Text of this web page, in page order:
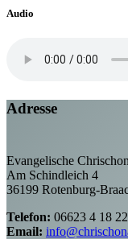
Audio
Adresse
Evangelische
Am Schindleich 4
36199 Rotenburg-
Telefon: 06623 4 18 22
Email: